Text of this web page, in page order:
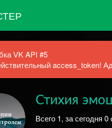
VK API #5
access_token!
Стихия
Всего 1, за сегодня